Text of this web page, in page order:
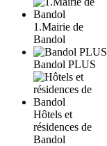
1.Mairie de
Bandol
Bandol PLUS
Hôtels et
résidences de
Bandol